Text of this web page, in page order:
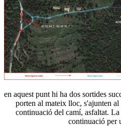
en aquest punt hi ha dos sortides
porten al mateix lloc, s'ajunten al
continuació del camí, asfaltat.
continuació per